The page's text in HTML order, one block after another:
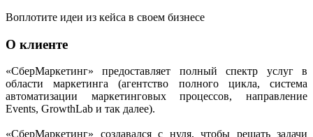
Воплотите идеи из кейса в своем бизнесе
О клиенте
«СберМаркетинг» предоставляет полный спектр услуг в
области маркетинга (агентство полного цикла, система
автоматизации маркетинговых процессов, направление
Events, GrowthLab и так далее).
«СберМаркетинг» создавался с нуля, чтобы решать задачи